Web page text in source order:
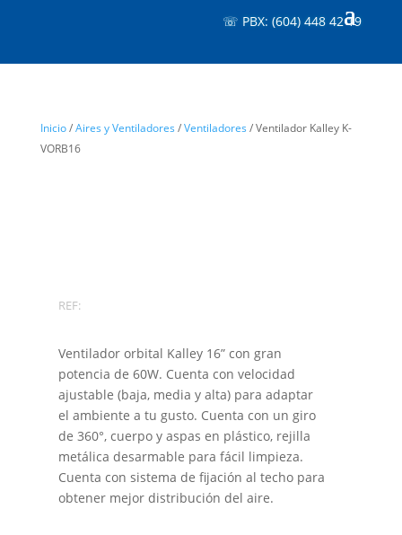
☏ PBX: (604) 448 42 19
Inicio/Aires y Ventiladores /Ventiladores / Ventilador Kalley K-
VORB16
REF:
Ventilador orbital Kalley 16” con gran
potencia de 60W. Cuenta con velocidad
ajustable (baja, media y alta) para adaptar
el ambiente a tu gusto. Cuenta con un giro
de 360°, cuerpo y aspas en plástico, rejilla
metálica desarmable para fácil limpieza.
Cuenta con sistema de fijación al techo para
obtener mejor distribución del aire.